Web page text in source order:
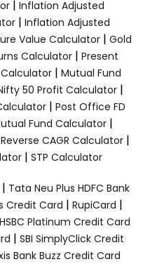
| Inflation Adjusted
| Inflation Adjusted
Value Calculator | Gold
Calculator | Present
| Mutual Fund
50 Profit Calculator|
| Post Office FD
Fund Calculator|
Reverse CAGR Calculator |
| STP Calculator
| Tata Neu Plus HDFC Bank
Credit Card | RupiCard |
HSBC Platinum Credit Card
| SBI SimplyClick Credit
Bank Buzz Credit Card